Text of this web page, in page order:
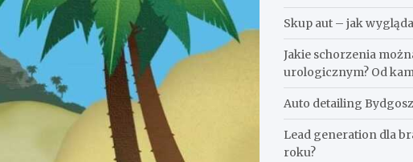
Skup aut – jak
Jakie schorzenia
urologicznym? Od
Auto detailing
Lead generation dla
roku?